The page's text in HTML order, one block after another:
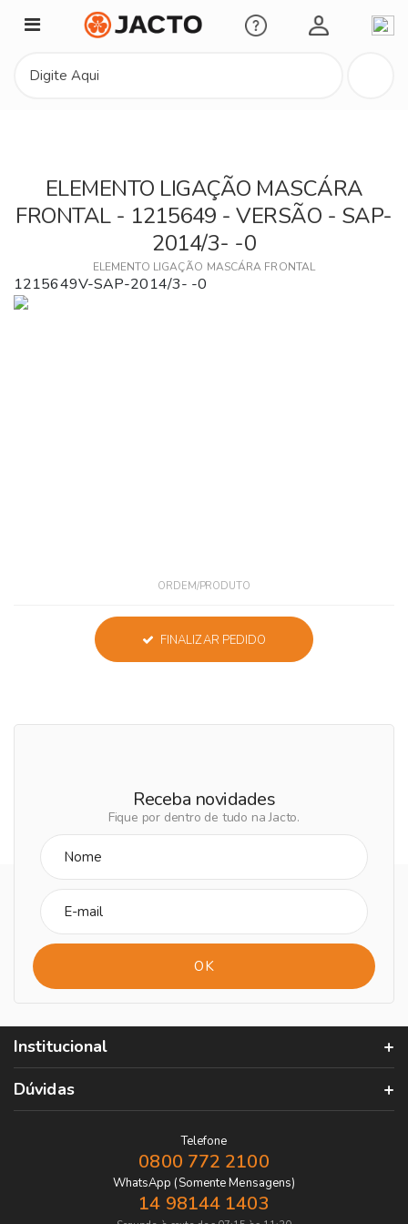
Minha Conta
ELEMENTO LIGAÇÃO MASCÁRA
FRONTAL - 1215649 - VERSÃO - SAP-
2014/3- -0
ELEMENTO LIGAÇÃO MASCÁRA FRONTAL
1215649V-SAP-2014/3- -0
ORDEM/PRODUTO
FINALIZAR PEDIDO
Receba novidades
Fique por dentro de tudo na Jacto.
Institucional
Dúvidas
Telefone
0800 772 2100
WhatsApp (Somente Mensagens)
14 98144 1403